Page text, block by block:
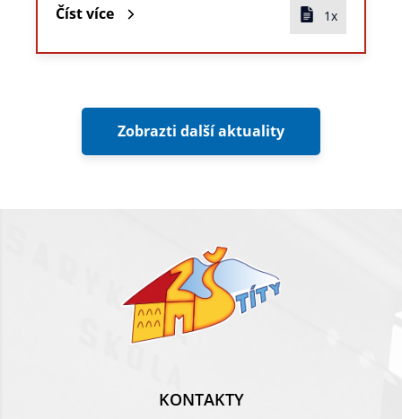
Číst více 1x
Zobrazti další aktuality
KONTAKTY